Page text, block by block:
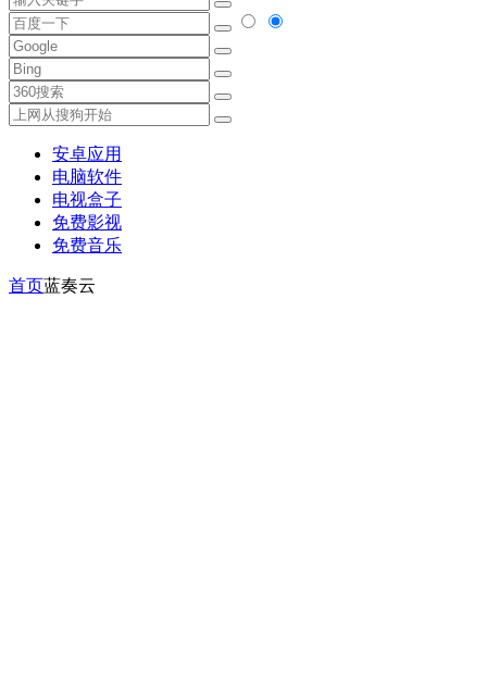
安卓应用
电脑软件
电视盒子
免费影视
免费音乐
首页蓝奏云